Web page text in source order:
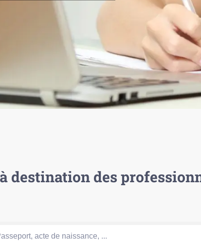
destination des